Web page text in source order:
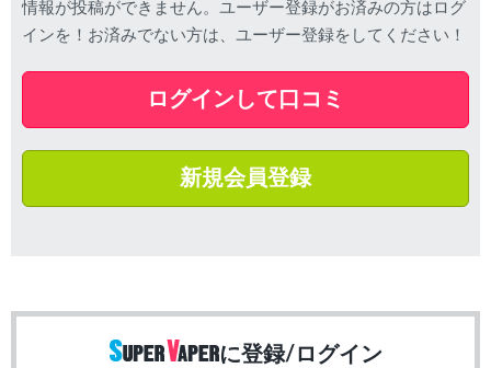
情報が投稿ができません。ユーザー登録がお済みの方はログ
インを！お済みでない方は、ユーザー登録をしてください！
ログインして口コミ
新規会員登録
に登録/ログイン